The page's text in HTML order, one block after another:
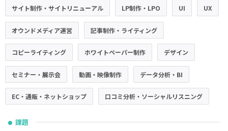
サイト制作・サイトリニューアル LP制作・LPO UI UX
オウンドメディア運営 記事制作・ライティング
コピーライティング ホワイトペーパー制作 デザイン
セミナー・展示会 動画・映像制作 データ分析・BI
EC・通販・ネットショップ 口コミ分析・ソーシャルリスニング
● 課題